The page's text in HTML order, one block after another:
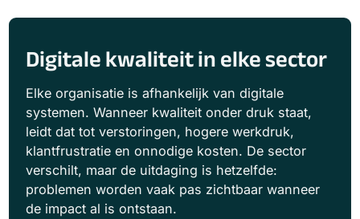
Digitale kwaliteit in elke sector
Elke organisatie is afhankelijk van digitale
systemen. Wanneer kwaliteit onder druk staat,
leidt dat tot verstoringen, hogere werkdruk,
klantfrustratie en onnodige kosten. De sector
verschilt, maar de uitdaging is hetzelfde:
problemen worden vaak pas zichtbaar wanneer
de impact al is ontstaan.